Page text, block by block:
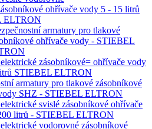
ohřívače vody 5 - 15 litrů
ELTRON
armatury pro tlakové
ohřívače vody - STIEBEL
zásobníkové= ohřívače vody
STIEBEL ELTRON
armatury pro tlakové zásobníkové
SHZ - STIEBEL ELTRON
svislé zásobníkové ohřívače
litrů - STIEBEL ELTRON
vodorovné zásobníkové